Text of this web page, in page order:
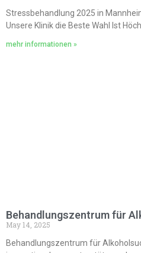
Stressbehandlung 2025 in
Unsere Klinik die Beste Wahl Ist
mehr informationen »
Behandlungszentrum für
May 14, 2025
Behandlungszentrum für